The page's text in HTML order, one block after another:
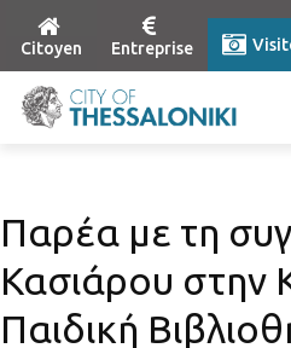
Citoyen Entreprise
Παρέα με τη
Κασιάρου στην
Παιδική